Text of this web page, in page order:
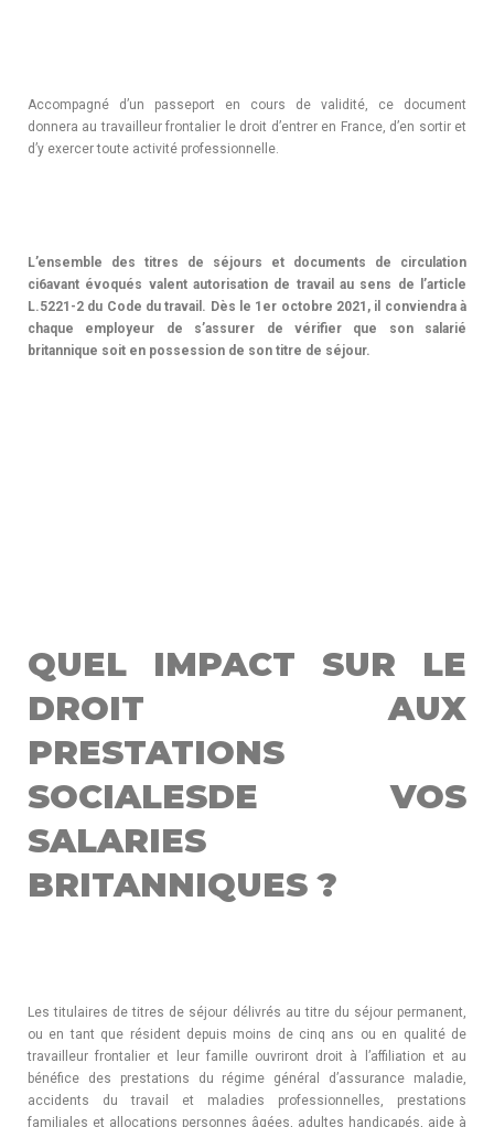
Accompagné d’un passeport en cours de validité, ce document
donnera au travailleur frontalier le droit d’entrer en France, d’en sortir et
d’y exercer toute activité professionnelle.
L’ensemble des titres de séjours et documents de circulation
ci6avant évoqués valent autorisation de travail au sens de l’article
L.5221-2 du Code du travail. Dès le 1er octobre 2021, il conviendra à
chaque employeur de s’assurer de vérifier que son salarié
britannique soit en possession de son titre de séjour.
QUEL IMPACT SUR LE
DROIT AUX
PRESTATIONS
SOCIALESDE VOS
SALARIES
BRITANNIQUES ?
Les titulaires de titres de séjour délivrés au titre du séjour permanent,
ou en tant que résident depuis moins de cinq ans ou en qualité de
travailleur frontalier et leur famille ouvriront droit à l’affiliation et au
bénéfice des prestations du régime général d’assurance maladie,
accidents du travail et maladies professionnelles, prestations
familiales et allocations personnes âgées, adultes handicapés, aide à